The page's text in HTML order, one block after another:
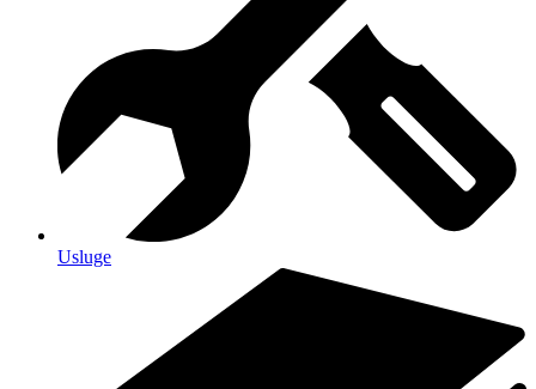
Usluge